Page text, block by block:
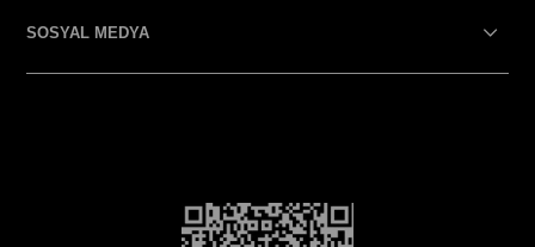
SOSYAL MEDYA